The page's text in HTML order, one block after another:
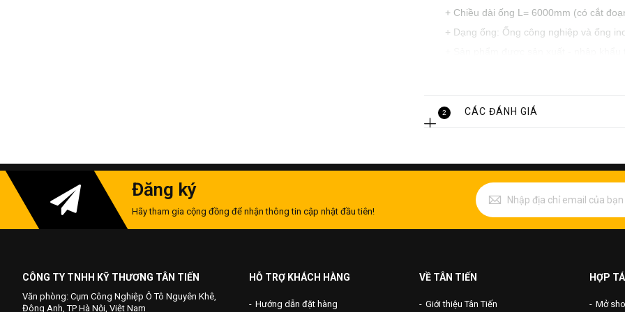
+ Chiều dài ống L= 6000mm (có cắt
+ Dạng ống: Ống công nghiệp và ống
+ Chất lượng: Loại 1
+ Ứng dụng: Gia công cơ khí, thủy sản,
+ Được ứng dụng trong trang trí nội thất
+ Trong công nghiệp hóa học, băng
+ Thang cuốn, tủ lạnh, thiết bị nhà bếp,
+ Thiết bị ủ ở nhiệt độ cao, Hệ thống
2 CÁC ĐÁNH GIÁ
Đăng ký
Hãy tham gia cộng đồng để nhận thông tin cập nhật đầu tiên!
CÔNG TY TNHH KỸ THƯƠNG TÂN TIẾN
Văn phòng: Cụm Công Nghiệp Ô Tô Nguyên Khê,
Đông Anh, TP Hà Nội, Việt Nam
HỖ TRỢ KHÁCH HÀNG
Hướng dẫn đặt hàng
VỀ TÂN TIẾN
Giới thiệu Tân Tiến
HỢP
Mở